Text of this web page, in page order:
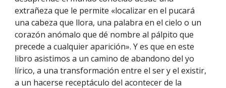
extrañeza que le permite «localizar en el pucará
una cabeza que llora, una palabra en el cielo o un
corazón anómalo que dé nombre al pálpito que
precede a cualquier aparición». Y es que en este
libro asistimos a un camino de abandono del yo
lírico, a una transformación entre el ser y el existir,
a un hacerse receptáculo del acontecer de la